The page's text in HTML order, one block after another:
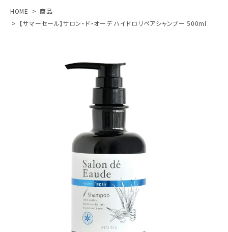
HOME
商品
【サマーセール】サロン・ド・オーデ ハイドロリペアシャンプー 500ml